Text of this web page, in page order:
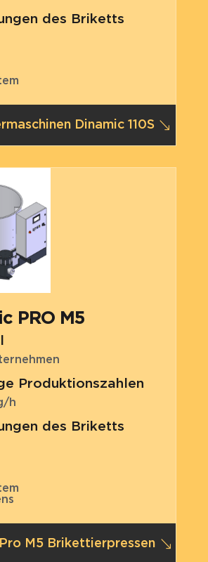
des Briketts
Dinamic 110S
PRO M5
Produktionszahlen
h
des Briketts
M5 Brikettierpressen